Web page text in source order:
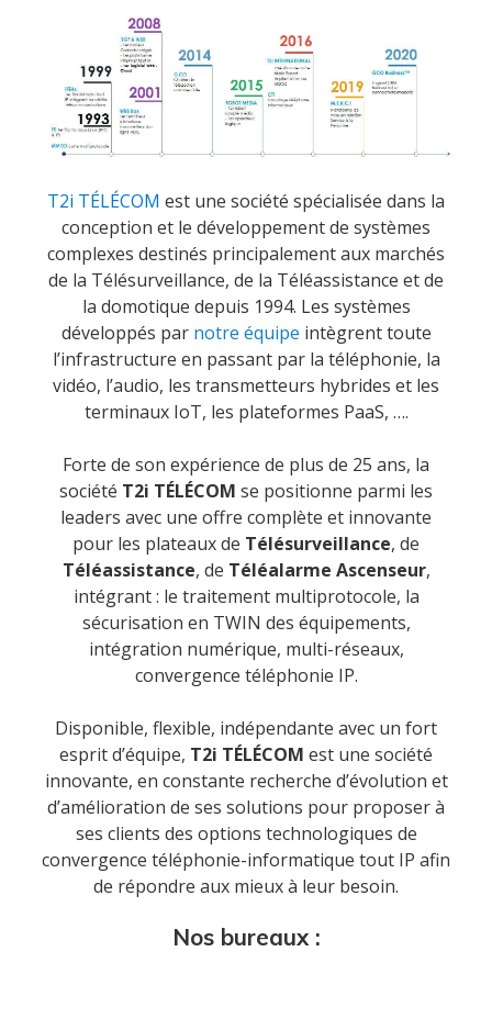
T2i TÉLÉCOM est une société spécialisée dans la
conception et le développement de systèmes
complexes destinés principalement aux marchés
de la Télésurveillance, de la Téléassistance et de
la domotique depuis 1994. Les systèmes
développés par notre équipe intègrent toute
l’infrastructure en passant par la téléphonie, la
vidéo, l’audio, les transmetteurs hybrides et les
terminaux IoT, les plateformes PaaS, ….
Forte de son expérience de plus de 25 ans, la
société T2i TÉLÉCOM se positionne parmi les
leaders avec une offre complète et innovante
pour les plateaux de Télésurveillance, de
Téléassistance, de Téléalarme Ascenseur,
intégrant : le traitement multiprotocole, la
sécurisation en TWIN des équipements,
intégration numérique, multi-réseaux,
convergence téléphonie IP.
Disponible, flexible, indépendante avec un fort
esprit d’équipe, T2i TÉLÉCOM est une société
innovante, en constante recherche d’évolution et
d’amélioration de ses solutions pour proposer à
ses clients des options technologiques de
convergence téléphonie-informatique tout IP afin
de répondre aux mieux à leur besoin.
Nos bureaux :
Accueil
Société
Notre équipe
Data Center
Nos partenaires
Notre démarche RSE